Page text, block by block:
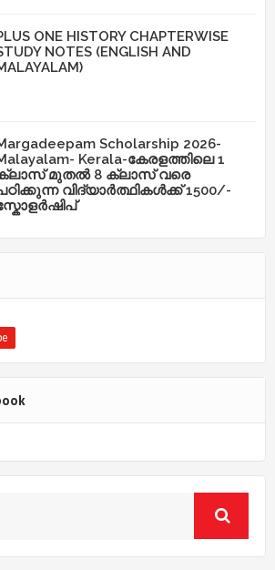
ONE HISTORY CHAPTERWISE
NOTES (ENGLISH AND
Scholarship 2026-
Kerala-കേരളത്തിലെ 1
മുതൽ 8 ക്ലാസ് വരെ
വിദ്യാർത്ഥികൾക്ക് 1500/-